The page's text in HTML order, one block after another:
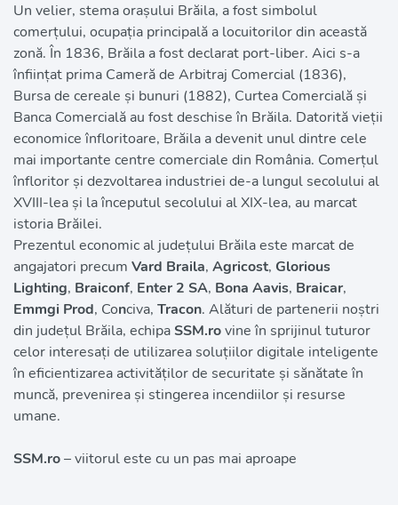
Un velier, stema orașului Brăila, a fost simbolul
comerțului, ocupația principală a locuitorilor din această
zonă. În 1836, Brăila a fost declarat port-liber. Aici s-a
înființat prima Cameră de Arbitraj Comercial (1836),
Bursa de cereale și bunuri (1882), Curtea Comercială și
Banca Comercială au fost deschise în Brăila. Datorită vieții
economice înfloritoare, Brăila a devenit unul dintre cele
mai importante centre comerciale din România. Comerțul
înfloritor și dezvoltarea industriei de-a lungul secolului al
XVIII-lea și la începutul secolului al XIX-lea, au marcat
istoria Brăilei.
Prezentul economic al județului Brăila este marcat de
angajatori precum Vard Braila, Agricost, Glorious
Lighting, Braiconf, Enter 2 SA, Bona Aavis, Braicar,
Emmgi Prod, Conciva, Tracon. Alături de partenerii noștri
din județul Brăila, echipa SSM.ro vine în sprijinul tuturor
celor interesați de utilizarea soluțiilor digitale inteligente
în eficientizarea activităților de securitate și sănătate în
muncă, prevenirea și stingerea incendiilor și resurse
umane.
SSM.ro– viitorul este cu un pas mai aproape